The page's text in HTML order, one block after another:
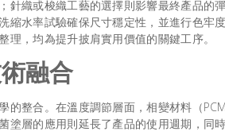
針織或梭織工藝的選擇則影響最終產品的
縮水率試驗確保尺寸穩定性，並進行色牢
，均為提升披肩實用價值的關鍵工序。
融合
整合。在溫度調節層面，相變材料（
層的應用則延長了產品的使用週期，同